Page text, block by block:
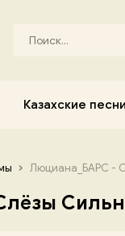
Казахские песни
Люциана_БАРС -